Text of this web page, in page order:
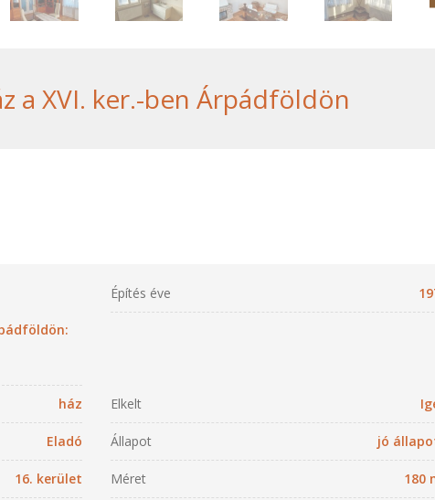
a XVI. ker.-ben Árpádföldön
Építés éve
ház Elkelt
Eladó Állapot jó
16. kerület Méret 180